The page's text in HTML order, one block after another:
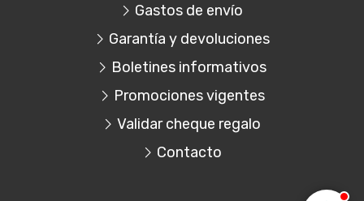
Gastos de envío
Garantía y devoluciones
Boletines informativos
Promociones vigentes
Validar cheque regalo
Contacto